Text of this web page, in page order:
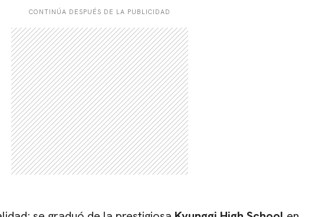
CONTINÚA DESPUÉS DE LA PUBLICIDAD
CARREGANDO PUBLICIDADE